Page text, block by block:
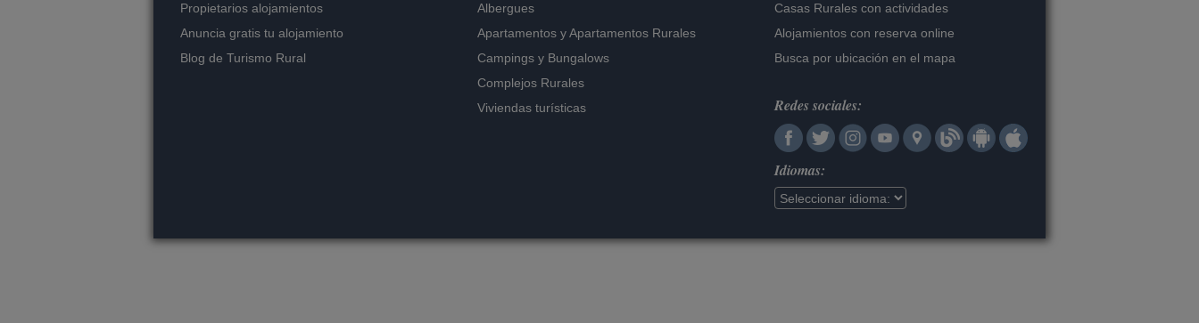
Propietarios alojamientos
Anuncia gratis tu alojamiento
Blog de Turismo Rural
Albergues
Apartamentos yApartamentos Rurales
Campings y Bungalows
Complejos Rurales
Viviendas turísticas
Casas Rurales con actividades
Alojamientos con reserva online
Busca por ubicación en el mapa
Redes sociales:
Idiomas: